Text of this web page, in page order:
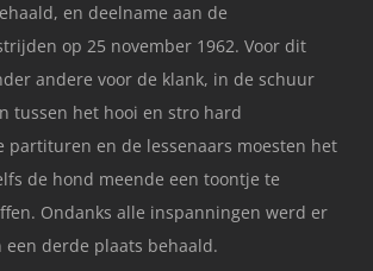
en deelname aan de
op 25 november 1962. Voor dit
andere voor de klank, in de schuur
tussen het hooi en stro hard
partituren en de lessenaars moesten het
de hond meende een toontje te
Ondanks alle inspanningen werd er
een derde plaats behaald.